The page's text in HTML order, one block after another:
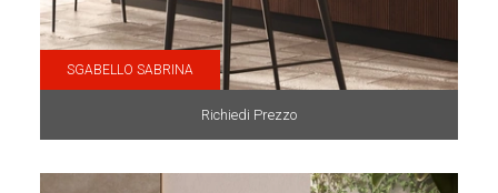
SGABELLO SABRINA
Richiedi Prezzo